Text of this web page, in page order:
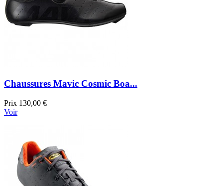
Chaussures Mavic Cosmic Boa...
Prix 130,00 €
Voir